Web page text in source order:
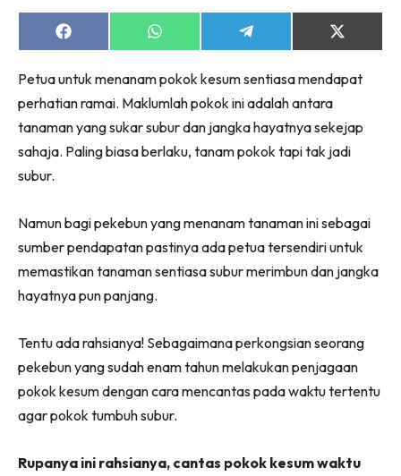
Share
on
Share
on
Share
on
Share
on
(Twitter)
Petua untuk menanam pokok kesum sentiasa mendapat
perhatian ramai. Maklumlah pokok ini adalah antara
tanaman yang sukar subur dan jangka hayatnya sekejap
sahaja. Paling biasa berlaku, tanam pokok tapi tak jadi
subur.
Namun bagi pekebun yang menanam tanaman ini sebagai
sumber pendapatan pastinya ada petua tersendiri untuk
memastikan tanaman sentiasa subur merimbun dan jangka
hayatnya pun panjang.
Tentu ada rahsianya! Sebagaimana perkongsian seorang
pekebun yang sudah enam tahun melakukan penjagaan
pokok kesum dengan cara mencantas pada waktu tertentu
agar pokok tumbuh subur.
Rupanya ini rahsianya, cantas pokok kesum waktu